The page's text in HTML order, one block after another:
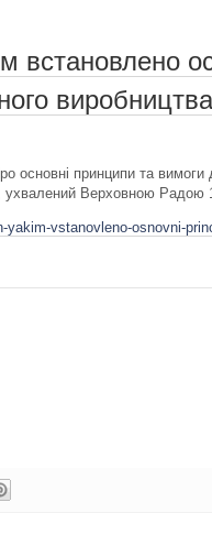
встановлено
виробництва
основні принципи та вимоги
ухвалений Верховною Радою
yakim-vstanovleno-osnovni-